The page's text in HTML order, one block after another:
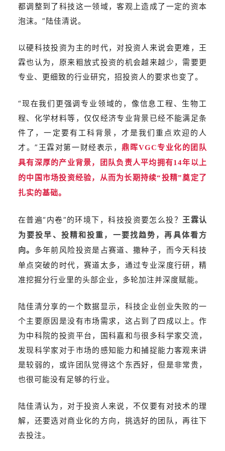
都调整到了科技这一领域，客观上造成了一定的资本
泡沫。”陆佳清说。
以硬科技投资为主的时代，对投资人来说会更难，王
霖也认为，原来粗放式投资的机会越来越少，需要更
专业、更细致的行业研究，招投资人的要求也变了。
“现在我们更强调专业领域的，像信息工程、生物工
程、化学材料等，仅仅经济专业背景已经不能满足条
件了，一定要有工科背景，才是我们重点欢迎的人
才。”王霖对第一财经表示，鼎晖VGC专业化的团队
具有深厚的产业背景，团队负责人平均拥有14年以上
的中国市场投资经验，从而为长期持续“投精”奠定了
扎实的基础。
在普遍“内卷”的环境下，科技投资要怎么投？王霖认
为要投早、投精和投重，一要找趋势，再具体看方
向。 多年前风险投资是占赛道、撒种子，而今天科技
单点突破的时代，赛道太多，通过专业深度行研，精
准挖掘分行业里的头部企业，多轮加注并深度赋能。
陆佳清分享的一个数据显示，科技企业创业失败的一
个主要原因是没有市场需求，这占到了四成以上。作
为中科院的投资平台，国科嘉和与很多科学家交流，
发现科学家对于市场的感知能力和捕捉能力客观来讲
是较弱的，或许团队觉得这个东西好，但是非常贵，
也很可能没有足够的行业。
陆佳清认为，对于投资人来说，不仅要有对技术的理
解，还要选对商业化的方向，挑选好的团队，再往下
去投注。